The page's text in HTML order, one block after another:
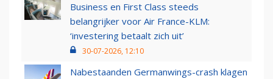
Business en First Class steeds
belangrijker voor Air France-KLM:
‘investering betaalt zich uit’
30-07-2026, 12:10
Nabestaanden Germanwings-crash klagen